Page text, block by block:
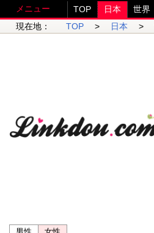
メニュー TOP 日本 世界
現在地：
TOP > 日本 >